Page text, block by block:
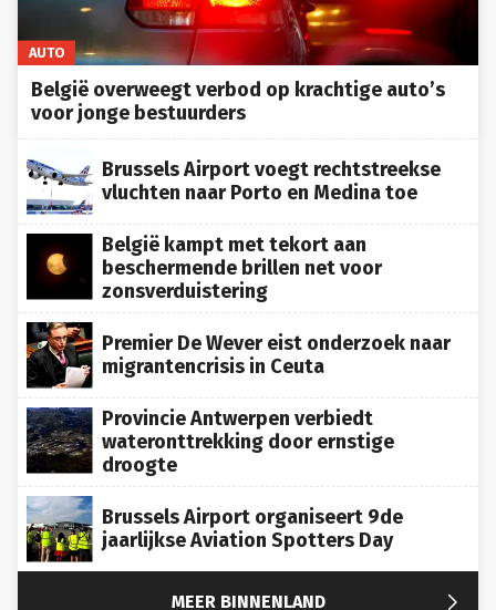
AUTO
België overweegt verbod op krachtige auto’s
voor jonge bestuurders
Brussels Airport voegt rechtstreekse
vluchten naar Porto en Medina toe
België kampt met tekort aan
beschermende brillen net voor
zonsverduistering
Premier De Wever eist onderzoek naar
migrantencrisis in Ceuta
Provincie Antwerpen verbiedt
wateronttrekking door ernstige
droogte
Brussels Airport organiseert 9de
jaarlijkse Aviation Spotters Day
MEER BINNENLAND 